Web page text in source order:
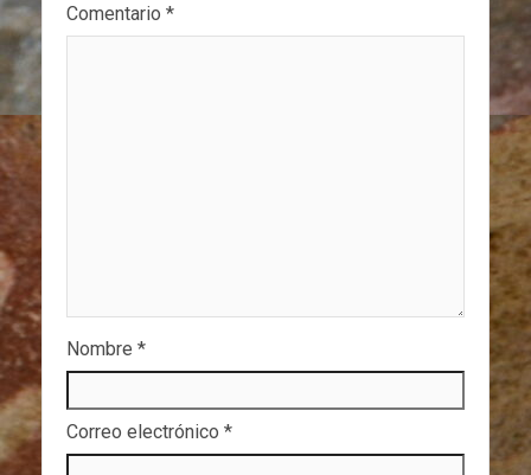
Comentario *
Nombre *
Correo electrónico *